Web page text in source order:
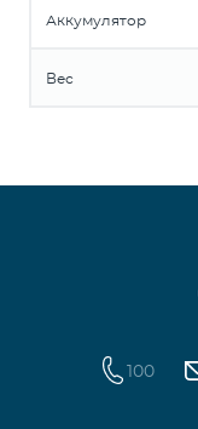
Аккумулятор
Вес
100